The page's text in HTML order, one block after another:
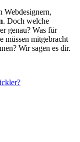
Webdesignern,
. Doch welche
genau? Was für
müssen mitgebracht
Wir sagen es dir.